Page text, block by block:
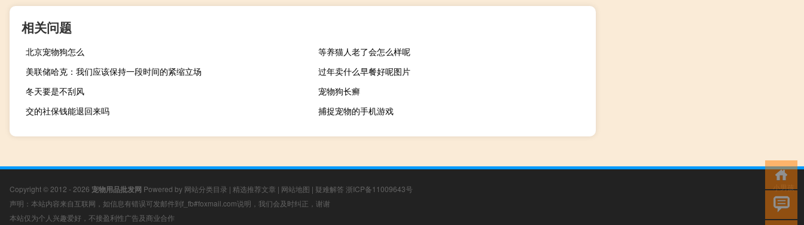
相关问题
北京宠物狗怎么
等养猫人老了会怎么样呢
美联储哈克：我们应该保持一段时间的紧缩立场
过年卖什么早餐好呢图片
冬天要是不刮风
宠物狗长癣
交的社保钱能退回来吗
捕捉宠物的手机游戏
Copyright © 2012 - 2026 宠物用品批发网 Powered by 网站分类目录 | 精选推荐文章 | 网站地图 | 疑难解答 浙ICP备11009643号
声明：本站内容来自互联网，如信息有错误可发邮件到f_fb#foxmail.com说明，我们会及时纠正，谢谢
本站仅为个人兴趣爱好，不接盈利性广告及商业合作
小男孩